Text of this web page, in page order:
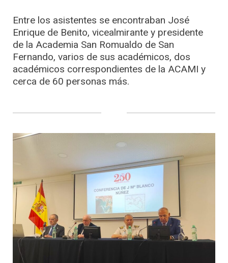
Entre los asistentes se encontraban José
Enrique de Benito, vicealmirante y presidente
de la Academia San Romualdo de San
Fernando, varios de sus académicos, dos
académicos correspondientes de la ACAMI y
cerca de 60 personas más.